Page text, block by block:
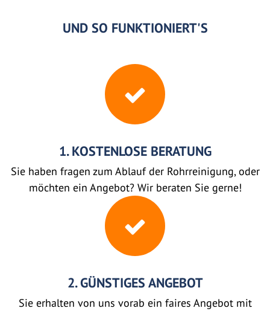
UND SO FUNKTIONIERT'S
1. KOSTENLOSE BERATUNG
Sie haben fragen zum Ablauf der Rohrreinigung, oder
möchten ein Angebot? Wir beraten Sie gerne!
2. GÜNSTIGES ANGEBOT
Sie erhalten von uns vorab ein faires Angebot mit